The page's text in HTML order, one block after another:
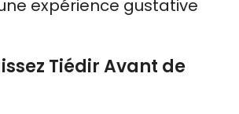
expérience gustative
Tiédir Avant de